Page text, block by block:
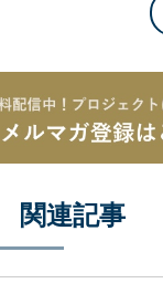
関連記事